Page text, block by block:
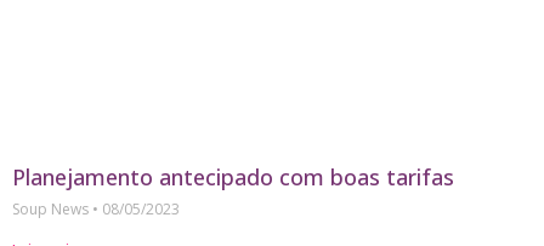
Planejamento antecipado com boas tarifas
Soup News
08/05/2023